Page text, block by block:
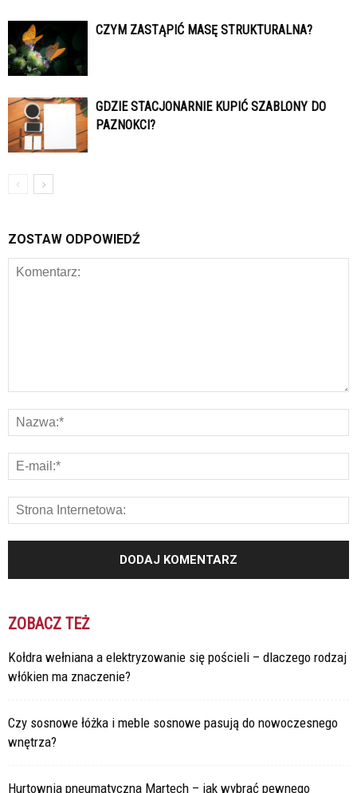
CZYM ZASTĄPIĆ MASĘ STRUKTURALNA?
GDZIE STACJONARNIE KUPIĆ SZABLONY DO
PAZNOKCI?
ZOSTAW ODPOWIEDŹ
ZOBACZ TEŻ
Kołdra wełniana a elektryzowanie się pościeli – dlaczego rodzaj
włókien ma znaczenie?
Czy sosnowe łóżka i meble sosnowe pasują do nowoczesnego
wnętrza?
Hurtownia pneumatyczna Martech – jak wybrać pewnego